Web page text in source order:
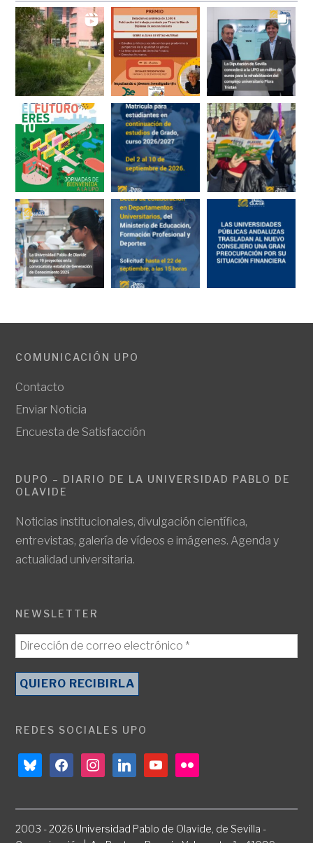
COMUNICACIÓN UPO
Contacto
Enviar Noticia
Encuesta de Satisfacción
DUPO – DIARIO DE LA UNIVERSIDAD PABLO DE
OLAVIDE
Noticias institucionales, divulgación científica,
entrevistas, galería de vídeos e imágenes. Agenda y
actualidad universitaria.
NEWSLETTER
REDES SOCIALES UPO
blueskyfacebookinstagramlinkedinyoutubeflickr
2003 - 2026 Universidad Pablo de Olavide, de Sevilla -